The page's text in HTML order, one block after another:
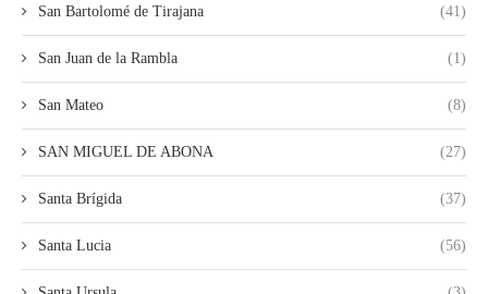
San Bartolomé de Tirajana (41)
San Juan de la Rambla (1)
San Mateo (8)
SAN MIGUEL DE ABONA (27)
Santa Brígida (37)
Santa Lucia (56)